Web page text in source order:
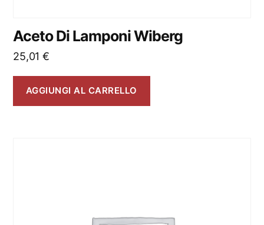
Aceto Di Lamponi Wiberg
25,01 €
AGGIUNGI AL CARRELLO